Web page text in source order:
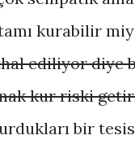
kurabilir
ediliyor diye
kur riski
bir